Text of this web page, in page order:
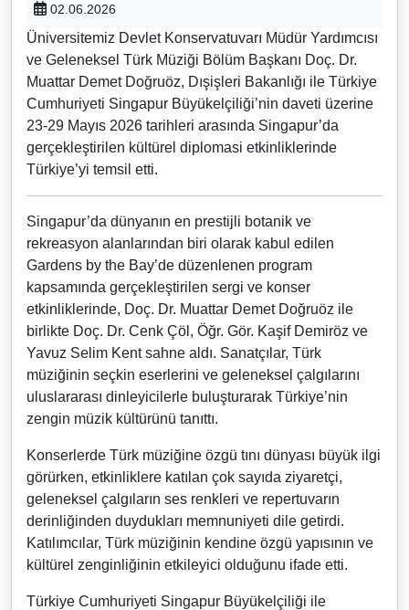
02.06.2026
Üniversitemiz Devlet Konservatuvarı Müdür Yardımcısı
ve Geleneksel Türk Müziği Bölüm Başkanı Doç. Dr.
Muattar Demet Doğruöz, Dışişleri Bakanlığı ile Türkiye
Cumhuriyeti Singapur Büyükelçiliği’nin daveti üzerine
23-29 Mayıs 2026 tarihleri arasında Singapur’da
gerçekleştirilen kültürel diplomasi etkinliklerinde
Türkiye’yi temsil etti.
Singapur’da dünyanın en prestijli botanik ve
rekreasyon alanlarından biri olarak kabul edilen
Gardens by the Bay’de düzenlenen program
kapsamında gerçekleştirilen sergi ve konser
etkinliklerinde, Doç. Dr. Muattar Demet Doğruöz ile
birlikte Doç. Dr. Cenk Çöl, Öğr. Gör. Kaşif Demiröz ve
Yavuz Selim Kent sahne aldı. Sanatçılar, Türk
müziğinin seçkin eserlerini ve geleneksel çalgılarını
uluslararası dinleyicilerle buluşturarak Türkiye’nin
zengin müzik kültürünü tanıttı.
Konserlerde Türk müziğine özgü tını dünyası büyük ilgi
görürken, etkinliklere katılan çok sayıda ziyaretçi,
geleneksel çalgıların ses renkleri ve repertuvarın
derinliğinden duydukları memnuniyeti dile getirdi.
Katılımcılar, Türk müziğinin kendine özgü yapısının ve
kültürel zenginliğinin etkileyici olduğunu ifade etti.
Türkiye Cumhuriyeti Singapur Büyükelçiliği ile